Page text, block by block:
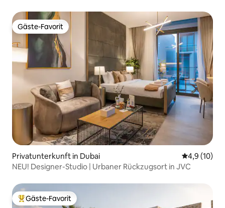
Gäste-Favorit
Gäste-Favorit
Privatunterkunft in Dubai
4,9 (10)
NEU! Designer-Studio | Urbaner Rückzugsort in JVC
Beliebter Gäste-Favorit.
Gäste-Favorit